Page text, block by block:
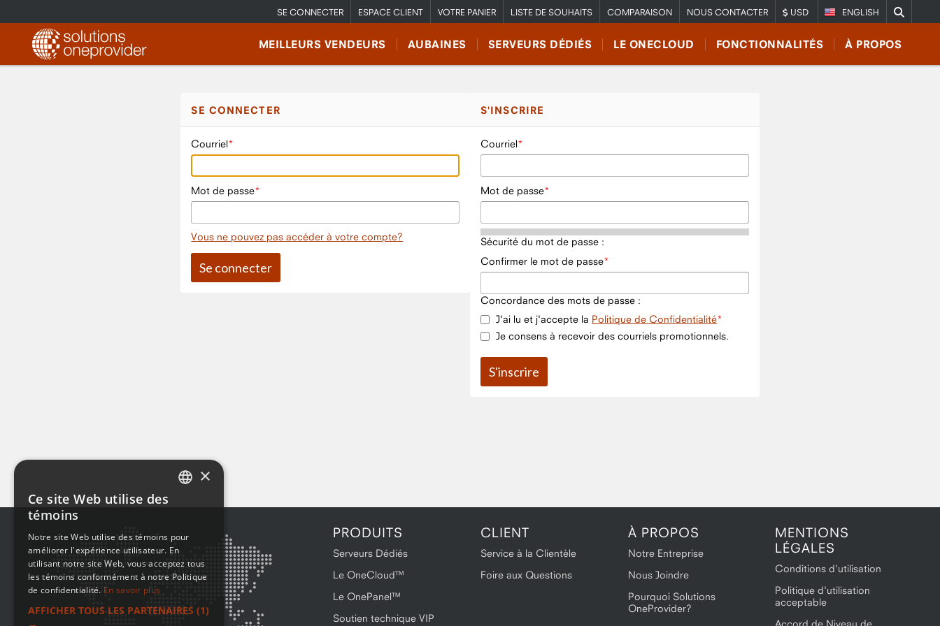
ENGLISH
SE CONNECTER ESPACE CLIENT VOTRE PANIER LISTE DE SOUHAITS COMPARAISON NOUS CONTACTER USD
MEILLEURS VENDEURS AUBAINES SERVEURS DÉDIÉS LE ONECLOUD FONCTIONNALITÉS À PROPOS
SE CONNECTER
Courriel
Mot de passe
Vous ne pouvez pas accéder à votre compte?
S'INSCRIRE
Courriel
Mot de passe
Sécurité du mot de passe :
Confirmer le mot de passe
Concordance des mots de passe :
J'ai lu et j'accepte la Politique de Confidentialité
Je consens à recevoir des courriels promotionnels.
PRODUITS
Serveurs Dédiés
Le OneCloud™
Le OnePanel™
Soutien technique VIP
CLIENT
Service à la Clientèle
Foire aux Questions
À PROPOS
Notre Entreprise
Nous Joindre
Pourquoi Solutions
OneProvider?
MENTIONS
LÉGALES
Conditions d'utilisation
Politique d'utilisation
acceptable
Accord de Niveau de
×
Ce site Web utilise des
témoins
Notre site Web utilise des témoins pour
améliorer l'expérience utilisateur. En
utilisant notre site Web, vous acceptez tous
les témoins conformément à notre Politique
de confidentialité. En savoir plus
AFFICHER TOUS LES PARTENAIRES (1)